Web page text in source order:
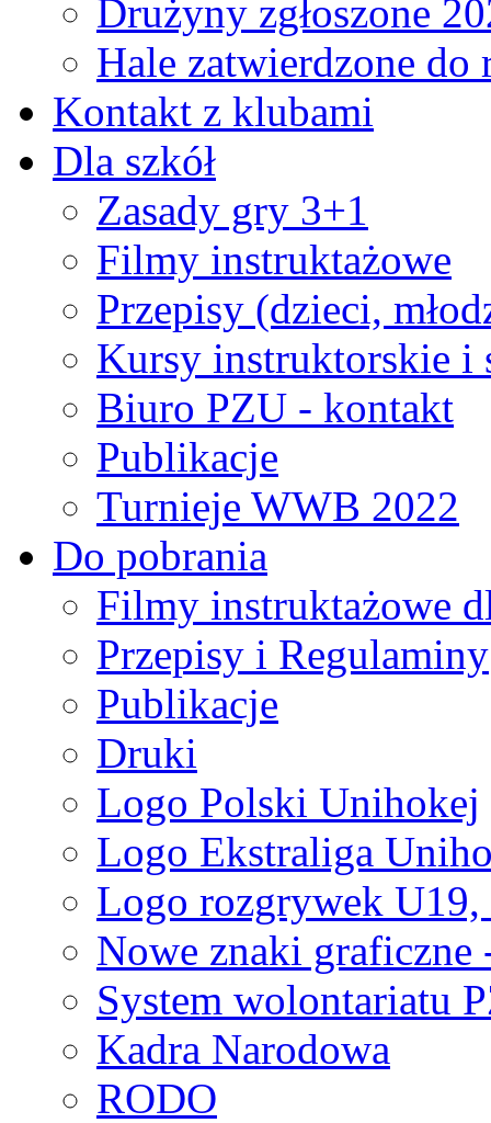
Drużyny zgłoszone
Hale zatwierdzone
Kontakt z klubami
Dla szkół
Zasady gry 3+1
Filmy instruktażowe
Przepisy (dzieci,
Kursy instruktorskie i
Biuro PZU - kontakt
Publikacje
Turnieje WWB 2022
Do pobrania
Filmy instruktażowe
Przepisy i Regulaminy
Publikacje
Druki
Logo Polski Unihokej
Logo Ekstraliga
Logo rozgrywek
Nowe znaki graficzne
System wolontariatu
Kadra Narodowa
RODO